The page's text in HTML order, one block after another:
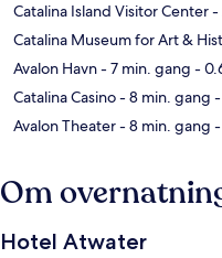
Catalina Island Visitor Center-
Catalina Museum for Art &
Avalon Havn- 7 min. gang -
Catalina Casino- 8 min. gang
Avalon Theater- 8 min. gang
Om
Hotel Atwater